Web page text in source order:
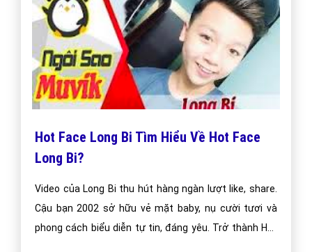
Hot Face Long Bi Tìm Hiểu Về Hot Face
Long Bi?
Video của Long Bi thu hút hàng ngàn lượt like, share.
Cậu bạn 2002 sở hữu vẻ mặt baby, nụ cười tươi và
phong cách biểu diễn tự tin, đáng yêu. Trở thành Hot